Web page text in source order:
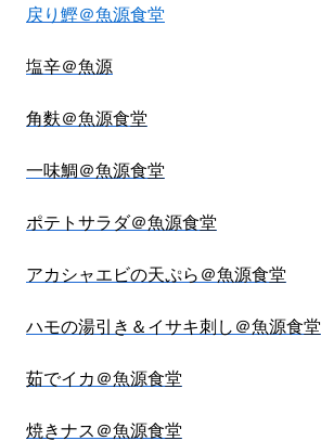
戻り鰹＠魚源食堂
塩辛＠魚源
角麩＠魚源食堂
一味鯛＠魚源食堂
ポテトサラダ＠魚源食堂
アカシャエビの天ぷら＠魚源食堂
ハモの湯引き＆イサキ刺し＠魚源食堂
茹でイカ＠魚源食堂
焼きナス＠魚源食堂